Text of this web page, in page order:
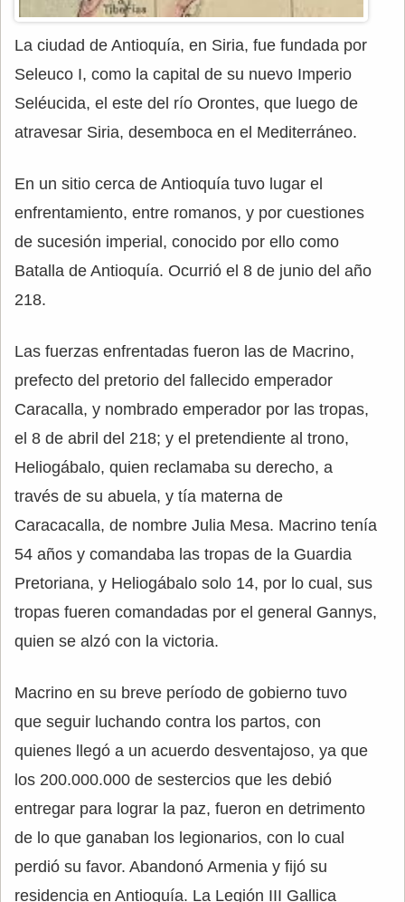
La ciudad de Antioquía, en Siria, fue fundada por
Seleuco I, como la capital de su nuevo Imperio
Seléucida, el este del río Orontes, que luego de
atravesar Siria, desemboca en el Mediterráneo.
En un sitio cerca de Antioquía tuvo lugar el
enfrentamiento, entre romanos, y por cuestiones
de sucesión imperial, conocido por ello como
Batalla de Antioquía. Ocurrió el 8 de junio del año
218.
Las fuerzas enfrentadas fueron las de Macrino,
prefecto del pretorio del fallecido emperador
Caracalla, y nombrado emperador por las tropas,
el 8 de abril del 218; y el pretendiente al trono,
Heliogábalo, quien reclamaba su derecho, a
través de su abuela, y tía materna de
Caracacalla, de nombre Julia Mesa. Macrino tenía
54 años y comandaba las tropas de la Guardia
Pretoriana, y Heliogábalo solo 14, por lo cual, sus
tropas fueren comandadas por el general Gannys,
quien se alzó con la victoria.
Macrino en su breve período de gobierno tuvo
que seguir luchando contra los partos, con
quienes llegó a un acuerdo desventajoso, ya que
los 200.000.000 de sestercios que les debió
entregar para lograr la paz, fueron en detrimento
de lo que ganaban los legionarios, con lo cual
perdió su favor. Abandonó Armenia y fijó su
residencia en Antioquía. La Legión III Gallica